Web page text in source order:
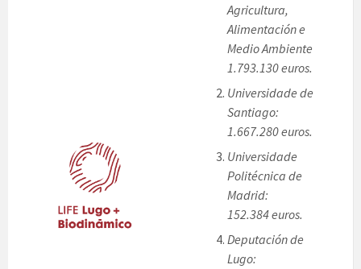
Agricultura,
Alimentación e
Medio Ambiente
1.793.130 euros.
Universidade de
Santiago:
1.667.280 euros.
Universidade
Politécnica de
Madrid:
152.384 euros.
Deputación de
Lugo: